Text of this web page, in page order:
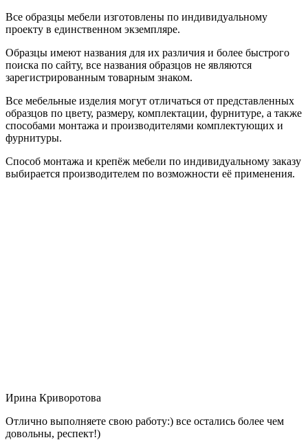
Все образцы мебели изготовлены по индивидуальному
проекту в единственном экземпляре.
Образцы имеют названия для их различия и более быстрого
поиска по сайту, все названия образцов не являются
зарегистрированным товарным знаком.
Все мебельные изделия могут отличаться от представленных
образцов по цвету, размеру, комплектации, фурнитуре, а также
способами монтажа и производителями комплектующих и
фурнитуры.
Способ монтажа и крепёж мебели по индивидуальному заказу
выбирается производителем по возможности её применения.
Ирина Криворотова
Отлично выполняете свою работу:) все остались более чем
довольны, респект!)